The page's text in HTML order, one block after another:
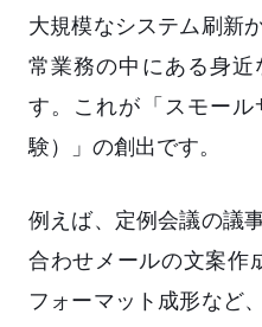
大規模なシステム刷新
常業務の中にある身近
す。これが「スモー
験）」の創出です。
例えば、定例会議の議
合わせメールの文案作
フォーマット成形など